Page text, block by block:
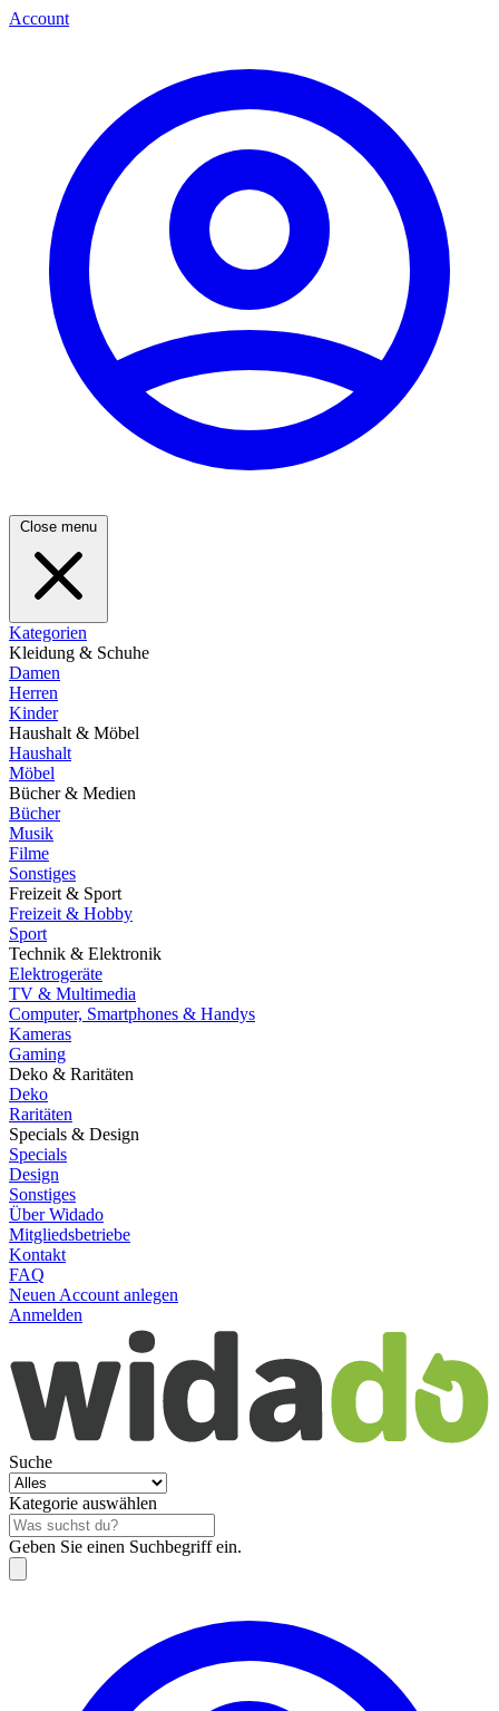
Account
Close menu
Kategorien
Kleidung & Schuhe
Damen
Herren
Kinder
Haushalt & Möbel
Haushalt
Möbel
Bücher & Medien
Bücher
Musik
Filme
Sonstiges
Freizeit & Sport
Freizeit & Hobby
Sport
Technik & Elektronik
Elektrogeräte
TV & Multimedia
Computer, Smartphones & Handys
Kameras
Gaming
Deko & Raritäten
Deko
Raritäten
Specials & Design
Specials
Design
Sonstiges
Über Widado
Mitgliedsbetriebe
Kontakt
FAQ
Neuen Account anlegen
Anmelden
Suche
Kategorie auswählen
Geben Sie einen Suchbegriff ein.